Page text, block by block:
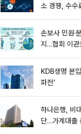
소 경쟁, 수수
손보사 민원·
지…협회 이관
KDB생명 본
파전'
하나은행, 비
단…가계대출